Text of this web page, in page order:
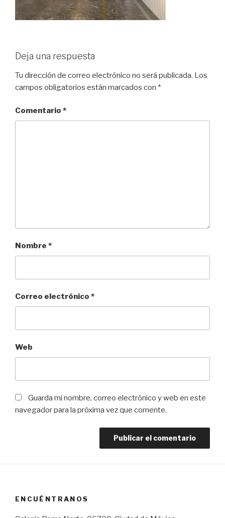
Deja una respuesta
Tu dirección de correo electrónico no será publicada. Los
campos obligatorios están marcados con *
Comentario *
Nombre *
Correo electrónico *
Web
Guarda mi nombre, correo electrónico y web en este
navegador para la próxima vez que comente.
ENCUÉNTRANOS